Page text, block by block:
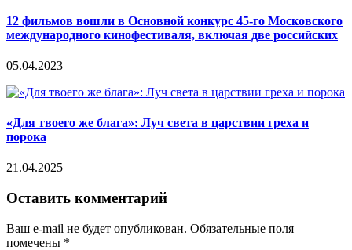
12 фильмов вошли в Основной конкурс 45-го Московского
международного кинофестиваля, включая две российских
05.04.2023
«Для твоего же блага»: Луч света в царствии греха и
порока
21.04.2025
Оставить комментарий
Ваш e-mail не будет опубликован. Обязательные поля
помечены *